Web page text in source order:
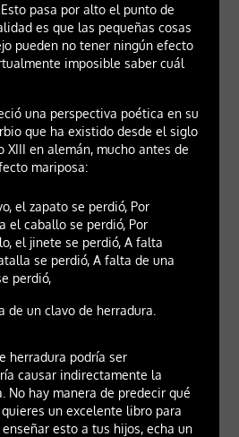
pasa por alto el punto de
es que las pequeñas cosas
pueden no tener ningún efecto
imposible saber cuál
una perspectiva poética en su
que ha existido desde el siglo
XIII en alemán, mucho antes de
mariposa:
el zapato se perdió, Por
el caballo se perdió, Por
el jinete se perdió, A falta
se perdió, A falta de una
perdió,
de un clavo de herradura.
herradura podría ser
causar indirectamente la
No hay manera de predecir qué
un excelente libro para
esto a tus hijos, echa un